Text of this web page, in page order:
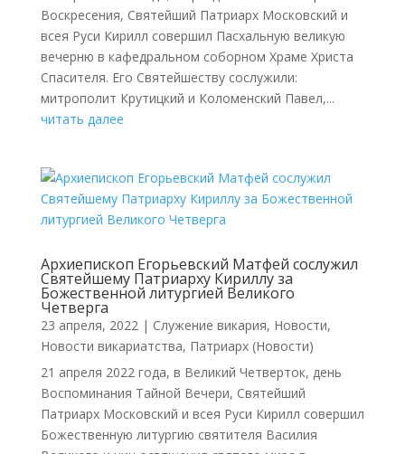
Воскресения, Святейший Патриарх Московский и
всея Руси Кирилл совершил Пасхальную великую
вечерню в кафедральном соборном Храме Христа
Спасителя. Его Святейшеству сослужили:
митрополит Крутицкий и Коломенский Павел,...
читать далее
Архиепископ Егорьевский Матфей сослужил
Святейшему Патриарху Кириллу за
Божественной литургией Великого
Четверга
23 апреля, 2022| Cлужение викария, Новости,
Новости викариатства, Патриарх (Новости)
21 апреля 2022 года, в Великий Четверток, день
Воспоминания Тайной Вечери, Святейший
Патриарх Московский и всея Руси Кирилл совершил
Божественную литургию святителя Василия